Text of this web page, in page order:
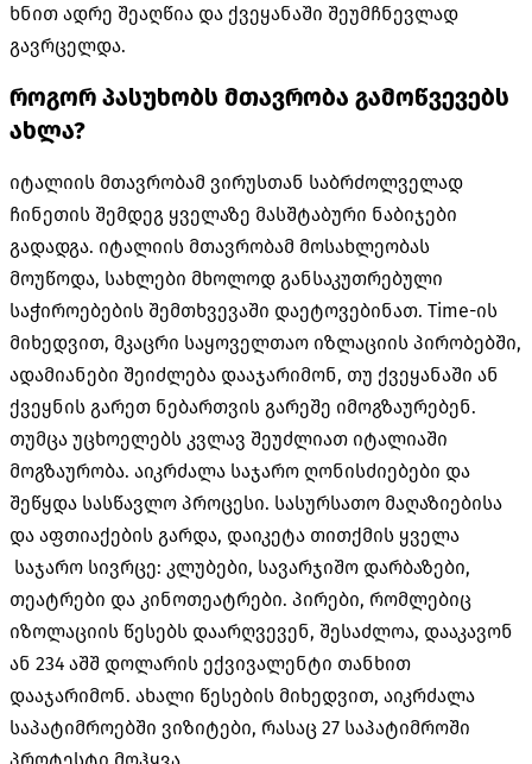
ხნით ადრე შეაღწია და ქვეყანაში შეუმჩნევლად
გავრცელდა.
როგორ პასუხობს მთავრობა გამოწვევებს
ახლა?
იტალიის მთავრობამ ვირუსთან საბრძოლველად
ჩინეთის შემდეგ ყველაზე მასშტაბური ნაბიჯები
გადადგა. იტალიის მთავრობამ მოსახლეობას
მოუწოდა, სახლები მხოლოდ განსაკუთრებული
საჭიროებების შემთხვევაში დაეტოვებინათ. Time-ის
მიხედვით, მკაცრი საყოველთაო იზლაციის პირობებში,
ადამიანები შეიძლება დააჯარიმონ, თუ ქვეყანაში ან
ქვეყნის გარეთ ნებართვის გარეშე იმოგზაურებენ.
თუმცა უცხოელებს კვლავ შეუძლიათ იტალიაში
მოგზაურობა. აიკრძალა საჯარო ღონისძიებები და
შეწყდა სასწავლო პროცესი. სასურსათო მაღაზიებისა
და აფთიაქების გარდა, დაიკეტა თითქმის ყველა
საჯარო სივრცე: კლუბები, სავარჯიშო დარბაზები,
თეატრები და კინოთეატრები. პირები, რომლებიც
იზოლაციის წესებს დაარღვევენ, შესაძლოა, დააკავონ
ან 234 აშშ დოლარის ექვივალენტი თანხით
დააჯარიმონ. ახალი წესების მიხედვით, აიკრძალა
საპატიმროებში ვიზიტები, რასაც 27 საპატიმროში
პროტესტი მოჰყვა.